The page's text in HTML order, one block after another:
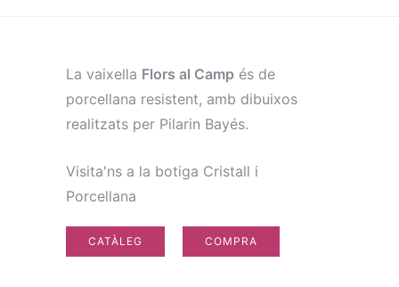
La vaixella Flors al Camp és de
porcellana resistent, amb dibuixos
realitzats per Pilarin Bayés.
Visita'ns a la botiga Cristall i
Porcellana
CATÀLEG COMPRA